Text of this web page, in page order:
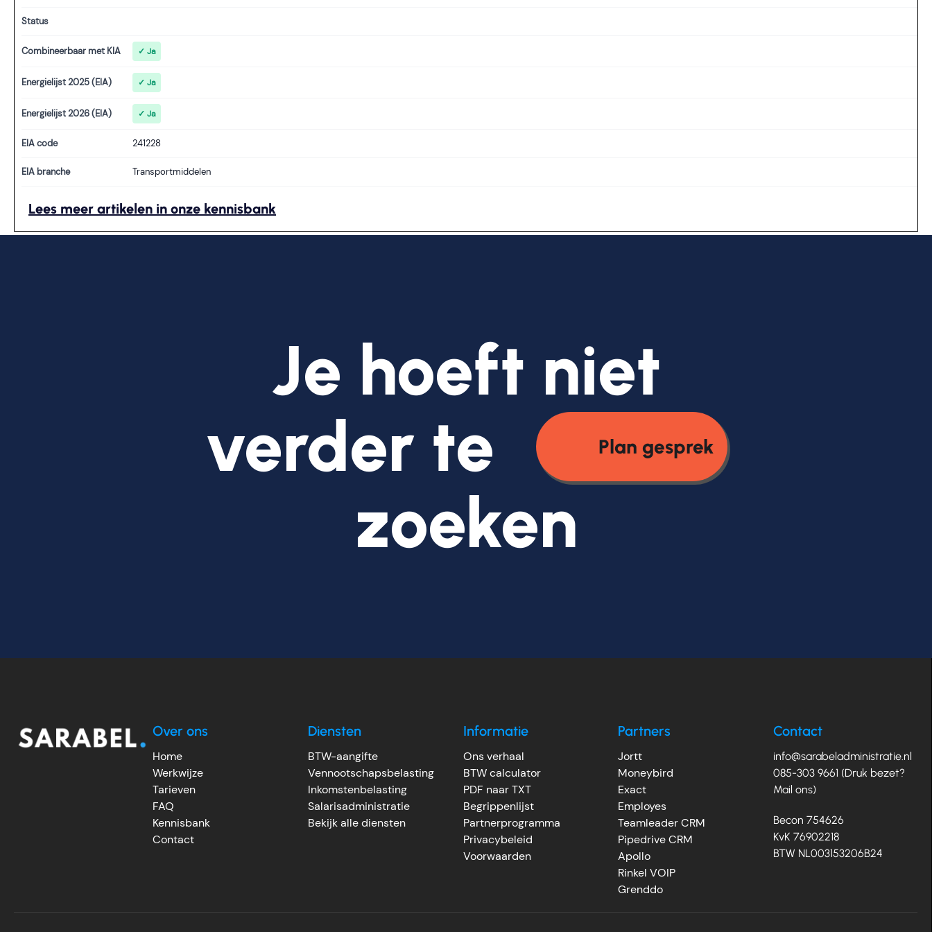
Status
Combineerbaar met KIA ✓ Ja
Energielijst 2025 (EIA) ✓ Ja
Energielijst 2026 (EIA) ✓ Ja
EIA code 241228
EIA branche Transportmiddelen
Lees meer artikelen in onze kennisbank
Je hoeft niet
verder te
Plan gesprek
zoeken
Over ons
Home
Werkwijze
Tarieven
FAQ
Kennisbank
Contact
Diensten
BTW-aangifte
Vennootschapsbelasting
Inkomstenbelasting
Salarisadministratie
Bekijk alle diensten
Informatie
Ons verhaal
BTW calculator
PDF naar TXT
Begrippenlijst
Partnerprogramma
Privacybeleid
Voorwaarden
Partners
Jortt
Moneybird
Exact
Employes
Teamleader CRM
Pipedrive CRM
Apollo
Rinkel VOIP
Grenddo
Contact
info@sarabeladministratie.nl
085-303 9661 (Druk bezet?
Mail ons)
Becon 754626
KvK 76902218
BTW NL003153206B24